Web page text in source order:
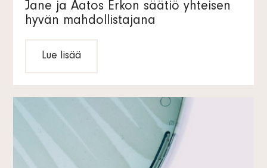
Jane ja Aatos Erkon säätiö yhteisen
hyvän mahdollistajana
Lue lisää